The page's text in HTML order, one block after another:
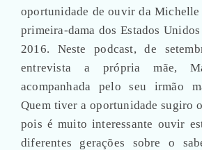
oportunidade de ouvir da Michelle
primeira-dama dos Estados
2016. Neste podcast, de
entrevista a própria mãe,
acompanhada pelo seu irmão
Quem tiver a oportunidade sugiro
pois é muito interessante ouvir
diferentes gerações sobre o